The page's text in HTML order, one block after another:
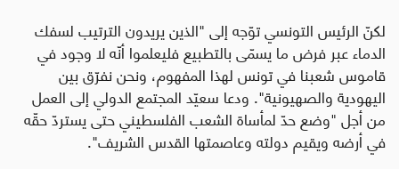
لكنّ الرئيس التونسي توّجه إلى "الذين يريدون الترتيب لسفك
الدماء عبر فرض ما يسمّى بالتطبيع فليعلموا أنّه لا وجود في
قاموس شعبنا في تونس لهذا المفهوم، ونحن نفرّق بين
اليهودية والصهيونية". ودعا سعيّد المجتمع الدولي إلى العمل
من أجل "وضع حدّ لمأساة الشعب الفلسطيني حتى يستردّ حقّه
في أرضه ويقيم دولته وعاصمتها القدس الشريف".